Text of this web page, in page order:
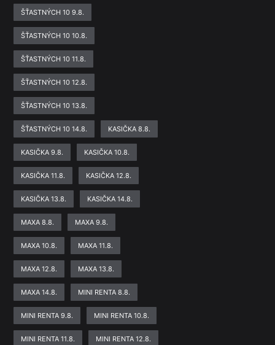
ŠŤASTNÝCH 10 9.8.
ŠŤASTNÝCH 10 10.8.
ŠŤASTNÝCH 10 11.8.
ŠŤASTNÝCH 10 12.8.
ŠŤASTNÝCH 10 13.8.
ŠŤASTNÝCH 10 14.8. KASIČKA 8.8.
KASIČKA 9.8. KASIČKA 10.8.
KASIČKA 11.8. KASIČKA 12.8.
KASIČKA 13.8. KASIČKA 14.8.
MAXA 8.8. MAXA 9.8.
MAXA 10.8. MAXA 11.8.
MAXA 12.8. MAXA 13.8.
MAXA 14.8. MINI RENTA 8.8.
MINI RENTA 9.8. MINI RENTA 10.8.
MINI RENTA 11.8. MINI RENTA 12.8.